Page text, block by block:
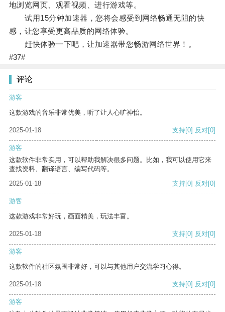
地浏览网页、观看视频、进行游戏等。
试用15分钟加速器，您将会感受到网络畅通无阻的快
感，让您享受更高品质的网络体验。
赶快体验一下吧，让加速器带您畅游网络世界！。
#37#
评论
游客
这款游戏的音乐非常优美，听了让人心旷神怡。
2025-01-18 支持[0] 反对[0]
游客
这款软件非常实用，可以帮助我解决很多问题。比如，我可以使用它来
查找资料、翻译语言、编写代码等。
2025-01-18
支持[0] 反对[0]
游客
这款游戏非常好玩，画面精美，玩法丰富。
2025-01-18 支持[0] 反对[0]
游客
这款软件的社区氛围非常好，可以与其他用户交流学习心得。
2025-01-18 支持[0] 反对[0]
游客